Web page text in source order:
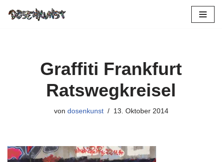
Graffiti Frankfurt
Ratswegkreisel
von dosenkunst 13. Oktober 2014